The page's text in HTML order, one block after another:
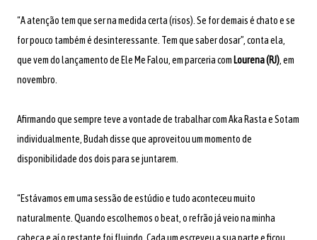
“A atenção tem que ser na medida certa (risos). Se for demais é chato e se
for pouco também é desinteressante. Tem que saber dosar”, conta ela,
que vem do lançamento de Ele Me Falou, em parceria com Lourena (RJ), em
novembro.
Afirmando que sempre teve a vontade de trabalhar com Aka Rasta e Sotam
individualmente, Budah disse que aproveitou um momento de
disponibilidade dos dois para se juntarem.
“Estávamos em uma sessão de estúdio e tudo aconteceu muito
naturalmente. Quando escolhemos o beat, o refrão já veio na minha